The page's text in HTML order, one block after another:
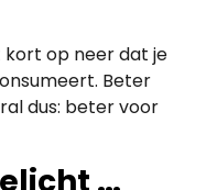
kort op neer dat je
Beter
dus: beter voor
…